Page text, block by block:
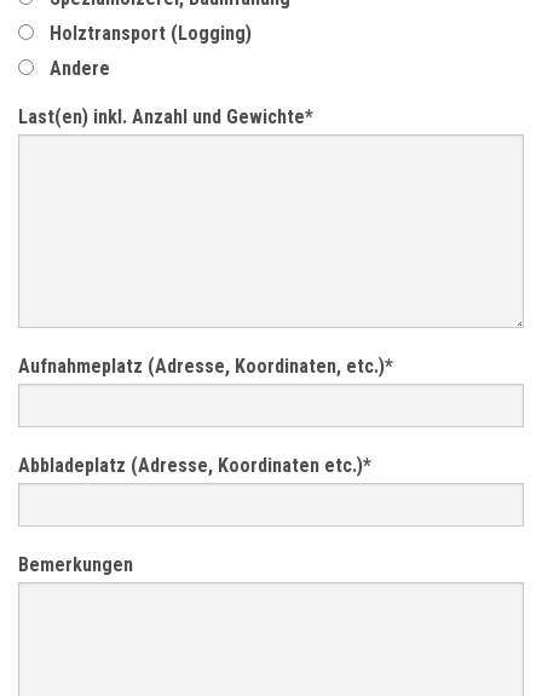
Holztransport (Logging)
Andere
Last(en) inkl. Anzahl und Gewichte*
Aufnahmeplatz (Adresse, Koordinaten, etc.)*
Abbladeplatz (Adresse, Koordinaten etc.)*
Bemerkungen